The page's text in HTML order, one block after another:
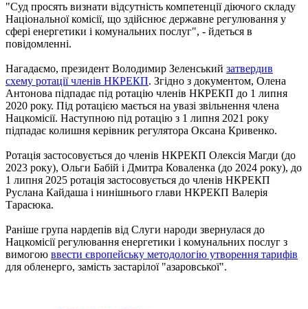
"Суд просять визнати відсутність компетенції діючого складу
Національної комісії, що здійснює державне регулювання у
сфері енергетики і комунальних послуг", - йдеться в
повідомленні.
Нагадаємо, президент Володимир Зеленський затвердив
схему ротації членів НКРЕКП. Згідно з документом, Олена
Антонова підпадає під ротацію членів НКРЕКП до 1 липня
2020 року. Під ротацією мається на увазі звільнення члена
Нацкомісії. Наступною під ротацію з 1 липня 2021 року
підпадає колишня керівник регулятора Оксана Кривенко.
Ротація застосовується до членів НКРЕКП Олексія Магди (до
2023 року), Ольги Бабій і Дмитра Коваленка (до 2024 року), до
1 липня 2025 ротація застосовується до членів НКРЕКП
Руслана Кайдаша і нинішнього глави НКРЕКП Валерія
Тарасюка.
Раніше група нардепів від Слуги народи звернулася до
Нацкомісії регулювання енергетики і комунальних послуг з
вимогою ввести європейську методологію утворення тарифів
для обленерго, замість застарілої "азаровської".